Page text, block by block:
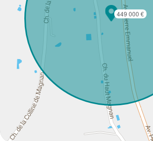
449 000 €